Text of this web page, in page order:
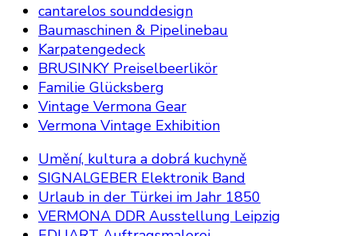
cantarelos sounddesign
Baumaschinen & Pipelinebau
Karpatengedeck
BRUSINKY Preiselbeerlikör
Familie Glücksberg
Vintage Vermona Gear
Vermona Vintage Exhibition
Umění, kultura a dobrá kuchyně
SIGNALGEBER Elektronik Band
Urlaub in der Türkei im Jahr 1850
VERMONA DDR Ausstellung Leipzig